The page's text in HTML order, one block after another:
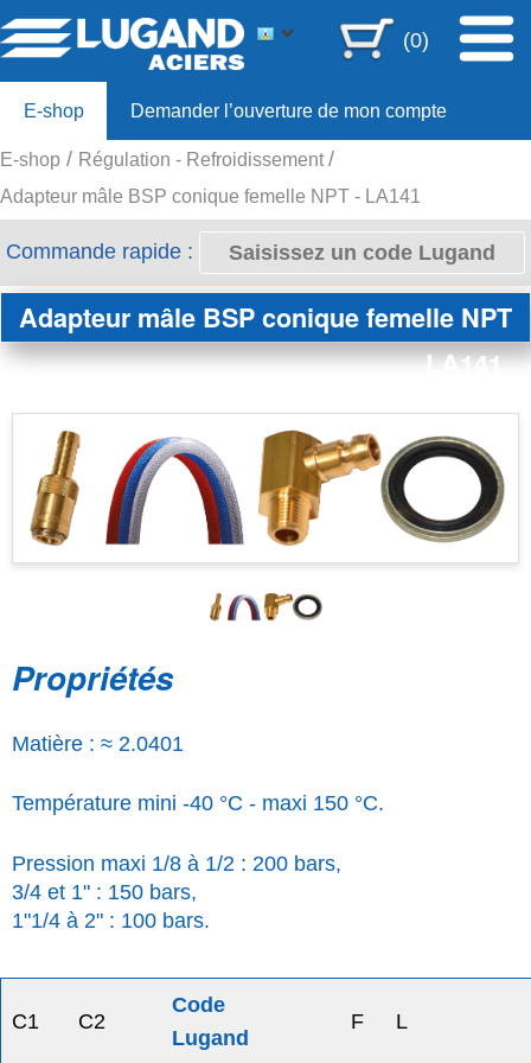
(0)
E-shop Demander l’ouverture de mon compte
Offre 80ans
E-shop
Régulation - Refroidissement
Adapteur mâle BSP conique femelle NPT - LA141
Commande rapide :
Adapteur mâle BSP conique femelle NPT
LA141
Propriétés
Matière : ≈ 2.0401
Température mini -40 °C - maxi 150 °C.
Pression maxi 1/8 à 1/2 : 200 bars,
3/4 et 1" : 150 bars,
1"1/4 à 2" : 100 bars.
C1 C2
Code
Lugand
F L